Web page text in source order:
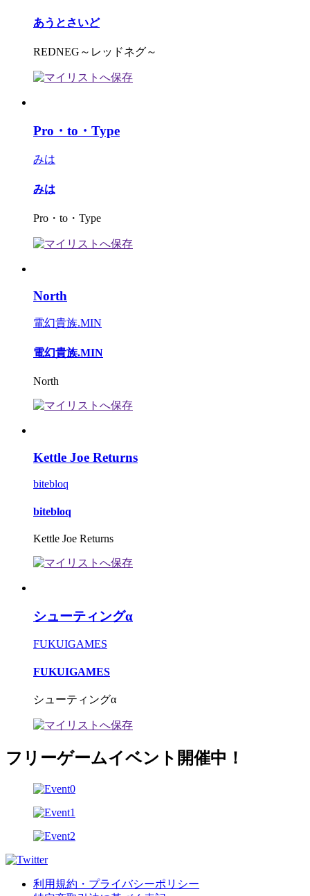
あうとさいど
REDNEG～レッドネグ～
Pro・to・Type
みは
みは
Pro・to・Type
North
電幻貴族.MIN
電幻貴族.MIN
North
Kettle Joe Returns
bitebloq
bitebloq
Kettle Joe Returns
シューティングα
FUKUIGAMES
FUKUIGAMES
シューティングα
フリーゲームイベント開催中！
利用規約・プライバシーポリシー